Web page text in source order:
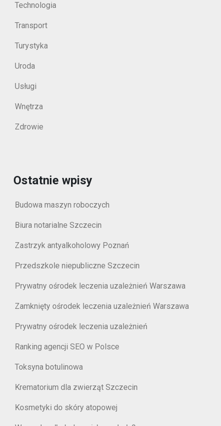
Technologia
Transport
Turystyka
Uroda
Usługi
Wnętrza
Zdrowie
Ostatnie wpisy
Budowa maszyn roboczych
Biura notarialne Szczecin
Zastrzyk antyalkoholowy Poznań
Przedszkole niepubliczne Szczecin
Prywatny ośrodek leczenia uzależnień Warszawa
Zamknięty ośrodek leczenia uzależnień Warszawa
Prywatny ośrodek leczenia uzależnień
Ranking agencji SEO w Polsce
Toksyna botulinowa
Krematorium dla zwierząt Szczecin
Kosmetyki do skóry atopowej